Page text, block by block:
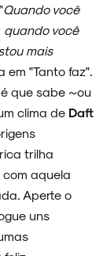
Quando você
quando você
mais
em "Tanto faz".
que sabe ~ou
clima de Daft
trilha
aquela
Aperte o
uns